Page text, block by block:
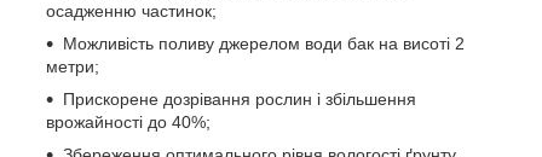
осадженню частинок;
Можливість поливу джерелом води бак на висоті 2
метри;
Прискорене дозрівання рослин і збільшення
врожайності до 40%;